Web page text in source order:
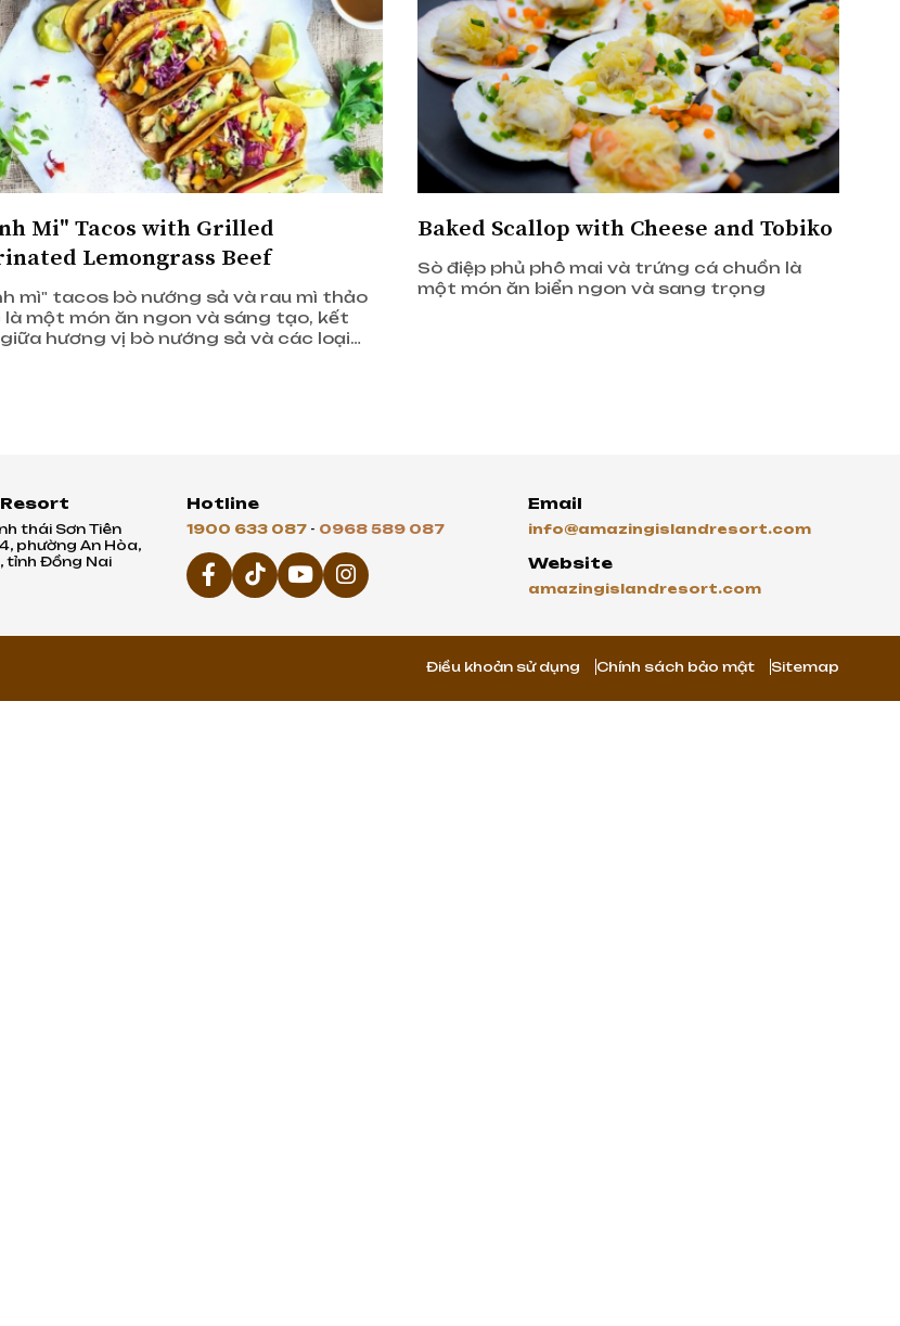
Mi" Tacos with Grilled
Lemongrass Beef
mì" tacos bò nướng sả và rau mì thảo
là một món ăn ngon và sáng tạo, kết
hương vị bò nướng sả và các loại
Baked Scallop with Cheese and Tobiko
Sò điệp phủ phô mai và trứng cá chuồn là
một món ăn biển ngon và sang trọng
thái Sơn Tiên
phường An Hòa,
tỉnh Đồng Nai
Hotline
1900 633 087- 0968 589 087
Email
info@amazingislandresort.com
Website
amazingislandresort.com
Điều khoản sử dụng Chính sách bảo mật Sitemap